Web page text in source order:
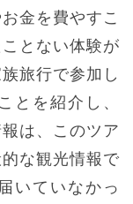
金を費やすこ
とない体験が
旅行で参加し
とを紹介し、
は、このツア
な観光情報で
いていなかっ